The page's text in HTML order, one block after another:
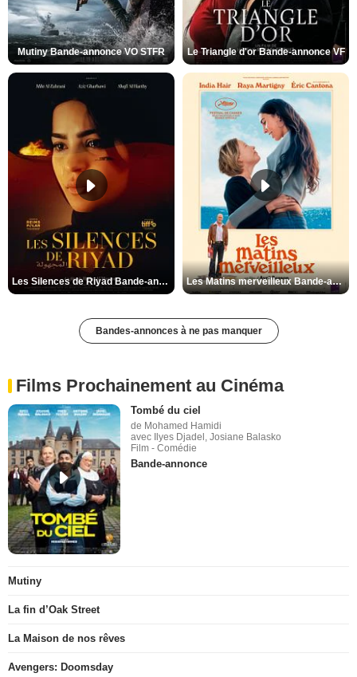
Mutiny Bande-annonce VO STFR Le Triangle d'or Bande-annonce VF
Les Silences de Riyad Bande-annonce VO STFR Les Matins merveilleux Bande-annonce VF
Bandes-annonces à ne pas manquer
Films Prochainement au Cinéma
Tombé du ciel
de Mohamed Hamidi
avec Ilyes Djadel, Josiane Balasko
Film - Comédie
Bande-annonce
Mutiny
La fin d’Oak Street
La Maison de nos rêves
Avengers: Doomsday